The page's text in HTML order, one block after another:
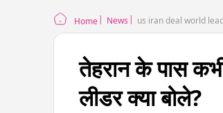
Home News us iran deal world
तेहरान के पास
लीडर क्या बोले?